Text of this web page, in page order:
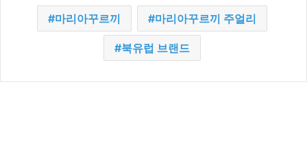
마리아꾸르끼 마리아꾸르끼 주얼리
북유럽 브랜드